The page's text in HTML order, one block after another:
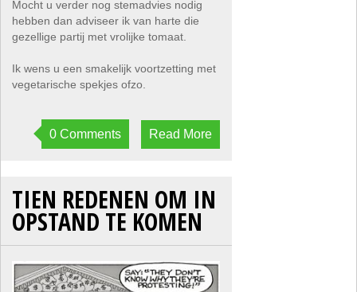
Mocht u verder nog stemadvies nodig
hebben dan adviseer ik van harte die
gezellige partij met vrolijke tomaat.
Ik wens u een smakelijk voortzetting met
vegetarische spekjes ofzo.
0 Comments Read More
TIEN REDENEN OM IN
OPSTAND TE KOMEN